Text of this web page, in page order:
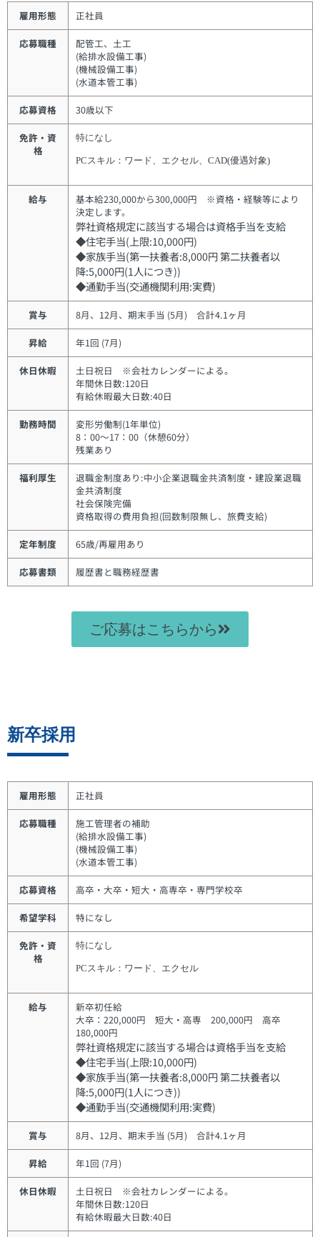
雇用形態 正社員
応募職種
配管工、土工
(給排水設備工事)
(機械設備工事)
(水道本管工事)
応募資格 30歳以下
免許・資
格
特になし
PCスキル：ワード、エクセル、CAD(優遇対象)
給与
基本給230,000から300,000円 ※資格・経験等により
決定します。
弊社資格規定に該当する場合は資格手当を支給
◆住宅手当(上限:10,000円)
◆家族手当(第一扶養者:8,000円 第二扶養者以
降:5,000円(1人につき))
◆通勤手当(交通機関利用:実費)
賞与 8月、12月、期末手当 (5月) 合計4.1ヶ月
昇給 年1回 (7月)
休日休暇
土日祝日 ※会社カレンダーによる。
年間休日数:120日
有給休暇最大日数:40日
勤務時間
変形労働制(1年単位)
8：00～17：00（休憩60分）
残業あり
福利厚生
退職金制度あり:中小企業退職金共済制度・建設業退職
金共済制度
社会保険完備
資格取得の費用負担(回数制限無し、旅費支給)
定年制度 65歳/再雇用あり
応募書類 履歴書と職務経歴書
ご応募はこちらから
新卒採用
雇用形態 正社員
応募職種
施工管理者の補助
(給排水設備工事)
(機械設備工事)
(水道本管工事)
応募資格 高卒・大卒・短大・高専卒・専門学校卒
希望学科 特になし
免許・資
格
特になし
PCスキル：ワード、エクセル
給与
新卒初任給
大卒：220,000円 短大・高専 200,000円 高卒
180,000円
弊社資格規定に該当する場合は資格手当を支給
◆住宅手当(上限:10,000円)
◆家族手当(第一扶養者:8,000円 第二扶養者以
降:5,000円(1人につき))
◆通勤手当(交通機関利用:実費)
賞与 8月、12月、期末手当 (5月) 合計4.1ヶ月
昇給 年1回 (7月)
休日休暇
土日祝日 ※会社カレンダーによる。
年間休日数:120日
有給休暇最大日数:40日